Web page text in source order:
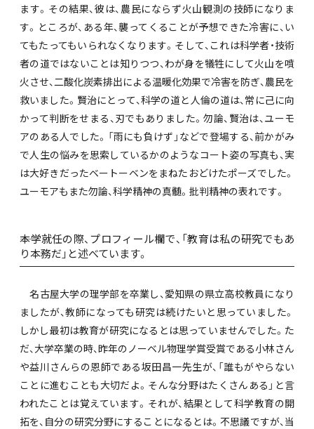
ます。その結果、彼は、農民にならず火山観測の技師になりま
す。ところが、ある年、襲ってくることが予想できた冷害に、い
てもたってもいられなくなります。そして、これは科学者・技術
者の道ではないことは知りつつ、わが身を犠牲にして火山を噴
火させ、二酸化炭素排出による温暖化効果で冷害を防ぎ、農民を
救いました。賢治にとって、科学の道と人倫の道は、常に己に向
かって判断をせまる、刃でもありました。勿論、賢治は、ユーモ
アのある人でした。「雨にも負けず」などで登場する、前かがみ
で人生の悩みを思索しているかのようなコート姿の写真も、実
は大好きだったベートーベンをまねたおどけたポーズでした。
ユーモアもまた勿論、科学精神の真髄。批判精神の表れです。
――本学就任の際、プロフィール欄で、「教育は私の研究でもあ
り本務だ」と述べています。
名古屋大学の理学部を卒業し、愛知県の県立高校教員になり
ましたが、教師になっても研究は続けたいと思っていました。
しかし最初は教育が研究になるとは思っていませんでした。た
だ、大学卒業の時、昨年のノーベル物理学賞受賞である小林さん
や益川さんらの恩師である坂田昌一先生が、「誰もがやらない
ことに進むことも大切だよ。そんな分野はたくさんある」と言
われたことは覚えています。それが、結果として科学教育の開
拓を、自分の研究分野にすることになるとは。不思議ですが、当